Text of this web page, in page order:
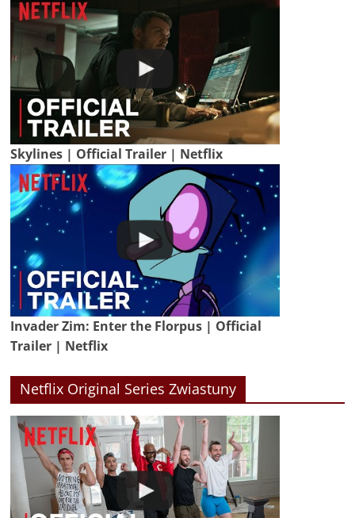
Skylines | Official Trailer | Netflix
Invader Zim: Enter the Florpus | Official
Trailer | Netflix
Netflix Original Series Zwiastuny